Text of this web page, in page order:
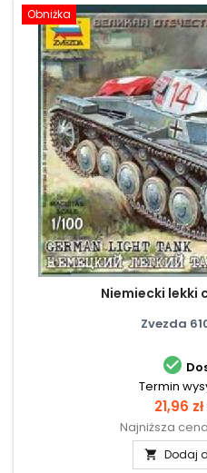
Obniżka
Niemiecki lekki
Zvezda

Termin
Cena
21,96 zł
Najniższa
 Dodaj